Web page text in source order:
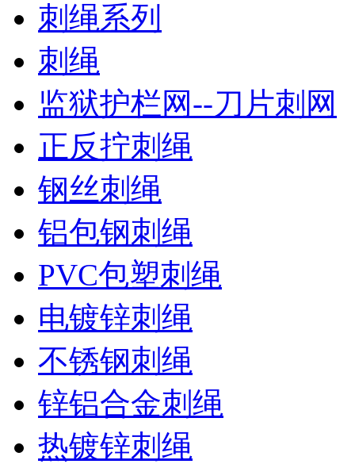
刺绳系列
刺绳
监狱护栏网--刀片刺网
正反拧刺绳
钢丝刺绳
铝包钢刺绳
PVC包塑刺绳
电镀锌刺绳
不锈钢刺绳
锌铝合金刺绳
热镀锌刺绳